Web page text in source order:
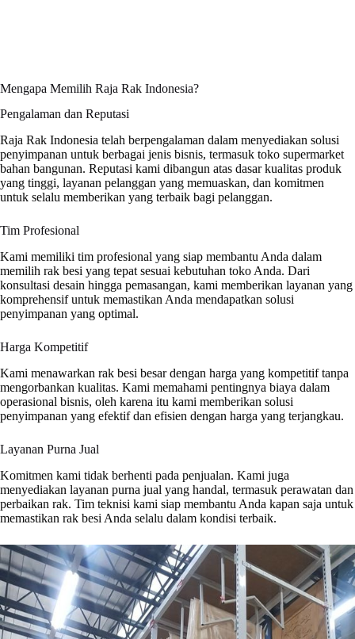
Mengapa Memilih Raja Rak Indonesia?
Pengalaman dan Reputasi
Raja Rak Indonesia telah berpengalaman dalam menyediakan solusi
penyimpanan untuk berbagai jenis bisnis, termasuk toko supermarket
bahan bangunan. Reputasi kami dibangun atas dasar kualitas produk
yang tinggi, layanan pelanggan yang memuaskan, dan komitmen
untuk selalu memberikan yang terbaik bagi pelanggan.
Tim Profesional
Kami memiliki tim profesional yang siap membantu Anda dalam
memilih rak besi yang tepat sesuai kebutuhan toko Anda. Dari
konsultasi desain hingga pemasangan, kami memberikan layanan yang
komprehensif untuk memastikan Anda mendapatkan solusi
penyimpanan yang optimal.
Harga Kompetitif
Kami menawarkan rak besi besar dengan harga yang kompetitif tanpa
mengorbankan kualitas. Kami memahami pentingnya biaya dalam
operasional bisnis, oleh karena itu kami memberikan solusi
penyimpanan yang efektif dan efisien dengan harga yang terjangkau.
Layanan Purna Jual
Komitmen kami tidak berhenti pada penjualan. Kami juga
menyediakan layanan purna jual yang handal, termasuk perawatan dan
perbaikan rak. Tim teknisi kami siap membantu Anda kapan saja untuk
memastikan rak besi Anda selalu dalam kondisi terbaik.